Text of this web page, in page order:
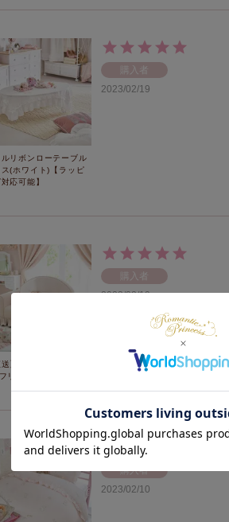
ルリボンローテーブル
ス(ホワイト)【ラッピ
応可能】
購入者
2023/02/19
送】【お届けグループ
リルソファ
購入者
2023/02/19
購入者
2023/02/10